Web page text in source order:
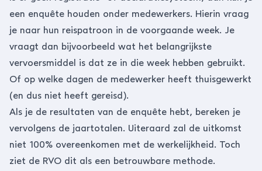
een enquête houden onder medewerkers. Hierin vraag
je naar hun reispatroon in de voorgaande week. Je
vraagt dan bijvoorbeeld wat het belangrijkste
vervoersmiddel is dat ze in die week hebben gebruikt.
Of op welke dagen de medewerker heeft thuisgewerkt
(en dus niet heeft gereisd).
Als je de resultaten van de enquête hebt, bereken je
vervolgens de jaartotalen. Uiteraard zal de uitkomst
niet 100% overeenkomen met de werkelijkheid. Toch
ziet de RVO dit als een betrouwbare methode.